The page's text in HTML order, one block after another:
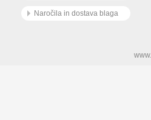
Naročila in dostava blaga